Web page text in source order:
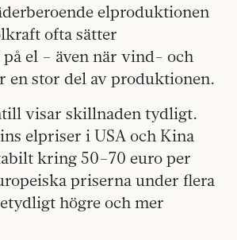
elproduktionen
ofta sätter
el – även när vind- och
en stor del av produktionen.
visar skillnaden tydligt.
elpriser i USA och Kina
kring 50–70 euro per
priserna under flera
högre och mer